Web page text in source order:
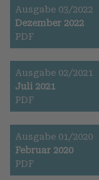
Ausgabe 03/2022
Dezember 2022
PDF
Ausgabe 02/2021
Juli 2021
PDF
Ausgabe 01/2020
Februar 2020
PDF